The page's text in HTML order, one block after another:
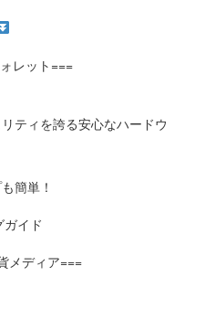
レット===
ティを誇る安心なハードウ
簡単！
イド
メディア===